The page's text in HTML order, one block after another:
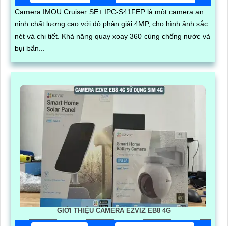
Camera IMOU Cruiser SE+ IPC-S41FEP là một camera an
ninh chất lượng cao với độ phân giải 4MP, cho hình ảnh sắc
nét và chi tiết. Khả năng quay xoay 360 cùng chống nước và
bụi bẩn...
GIỚI THIỆU CAMERA EZVIZ EB8 4G